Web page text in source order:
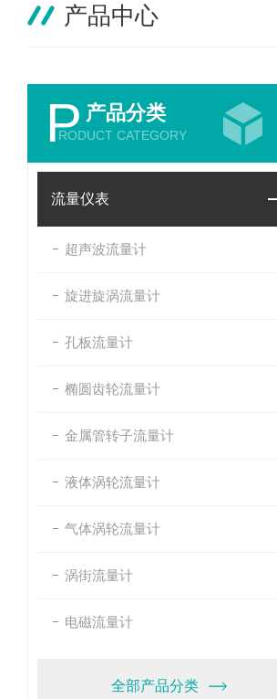
产品中心
P 产品分类
RODUCT CATEGORY
流量仪表
超声波流量计
旋进旋涡流量计
孔板流量计
椭圆齿轮流量计
金属管转子流量计
液体涡轮流量计
气体涡轮流量计
涡街流量计
电磁流量计
全部产品分类